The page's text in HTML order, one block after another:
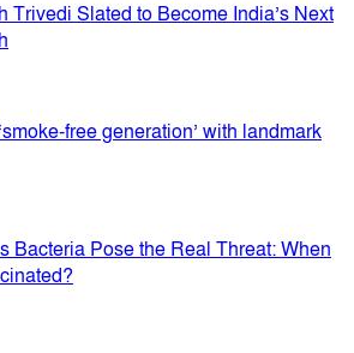
Trivedi Slated to Become India’s Next
free generation’ with landmark
Bacteria Pose the Real Threat: When